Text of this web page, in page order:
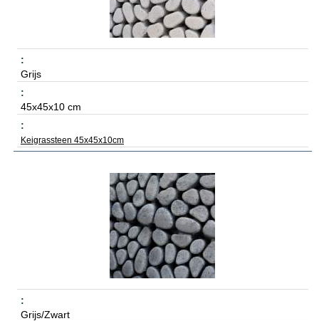
Grijs
45x45x10 cm
Keigrassteen 45x45x10cm
Grijs/Zwart